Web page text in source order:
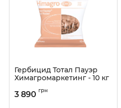
Гербицид Тотал Пауэр
Химагромаркетинг - 10 кг
3 890 грн